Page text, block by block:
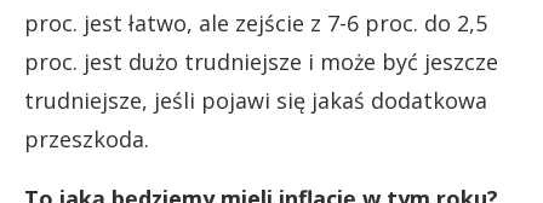
proc. jest łatwo, ale zejście z 7-6 proc. do 2,5
proc. jest dużo trudniejsze i może być jeszcze
trudniejsze, jeśli pojawi się jakaś dodatkowa
przeszkoda.